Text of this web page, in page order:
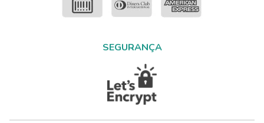
SEGURANÇA